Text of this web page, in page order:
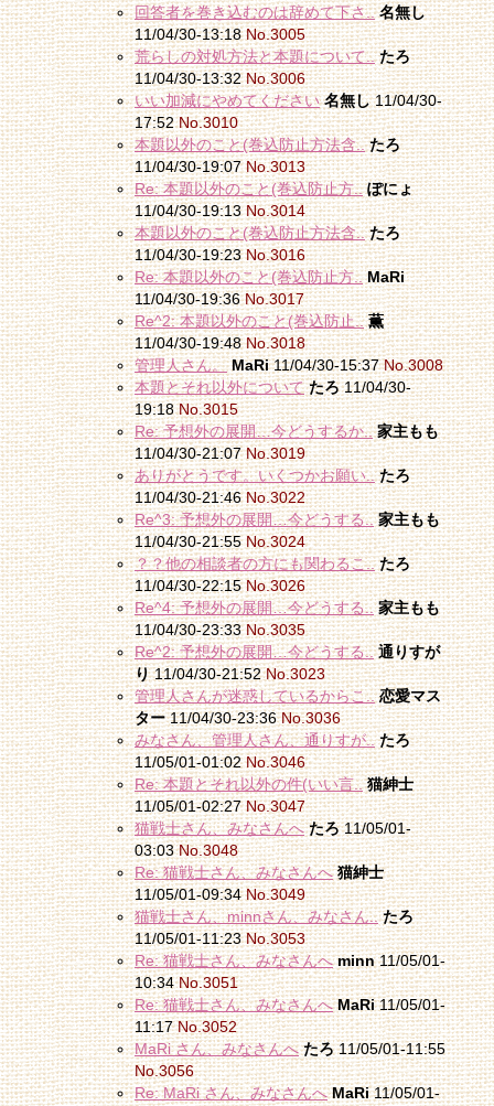
回答者を巻き込むのは辞めて下さ.. 名無し
11/04/30-13:18No.3005
荒らしの対処方法と本題について.. たろ
11/04/30-13:32No.3006
いい加減にやめてください 名無し11/04/30-
17:52No.3010
本題以外のこと(巻込防止方法含.. たろ
11/04/30-19:07No.3013
Re: 本題以外のこと(巻込防止方.. ぽにょ
11/04/30-19:13No.3014
本題以外のこと(巻込防止方法含.. たろ
11/04/30-19:23No.3016
Re: 本題以外のこと(巻込防止方.. MaRi
11/04/30-19:36No.3017
Re^2: 本題以外のこと(巻込防止.. 薫
11/04/30-19:48No.3018
管理人さん。 MaRi11/04/30-15:37No.3008
本題とそれ以外について たろ11/04/30-
19:18No.3015
Re: 予想外の展開…今どうするか.. 家主もも
11/04/30-21:07No.3019
ありがとうです。いくつかお願い.. たろ
11/04/30-21:46No.3022
Re^3: 予想外の展開…今どうする.. 家主もも
11/04/30-21:55No.3024
？？他の相談者の方にも関わるこ.. たろ
11/04/30-22:15No.3026
Re^4: 予想外の展開…今どうする.. 家主もも
11/04/30-23:33No.3035
Re^2: 予想外の展開…今どうする.. 通りすが
り11/04/30-21:52No.3023
管理人さんが迷惑しているからこ.. 恋愛マス
ター11/04/30-23:36No.3036
みなさん、管理人さん、通りすが.. たろ
11/05/01-01:02No.3046
Re: 本題とそれ以外の件(いい言.. 猫紳士
11/05/01-02:27No.3047
猫戦士さん、みなさんへ たろ11/05/01-
03:03No.3048
Re: 猫戦士さん、みなさんへ 猫紳士
11/05/01-09:34No.3049
猫戦士さん、minnさん、みなさん.. たろ
11/05/01-11:23No.3053
Re: 猫戦士さん、みなさんへ minn11/05/01-
10:34No.3051
Re: 猫戦士さん、みなさんへ MaRi11/05/01-
11:17No.3052
MaRi さん、みなさんへ たろ11/05/01-11:55
No.3056
Re: MaRi さん、みなさんへ MaRi11/05/01-